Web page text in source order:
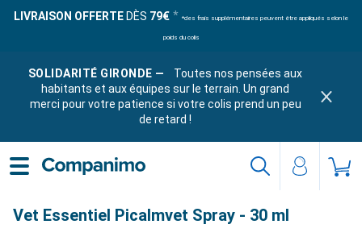
LIVRAISON OFFERTE DÈS 79€ *des frais supplémentaires peuvent être appliqués selon le
poids du colis
SOLIDARITÉ GIRONDE —
Toutes nos pensées aux
habitants et aux équipes sur le terrain. Un grand
merci pour votre patience si votre colis prend un peu
de retard !
Vet Essentiel Picalmvet Spray - 30 ml